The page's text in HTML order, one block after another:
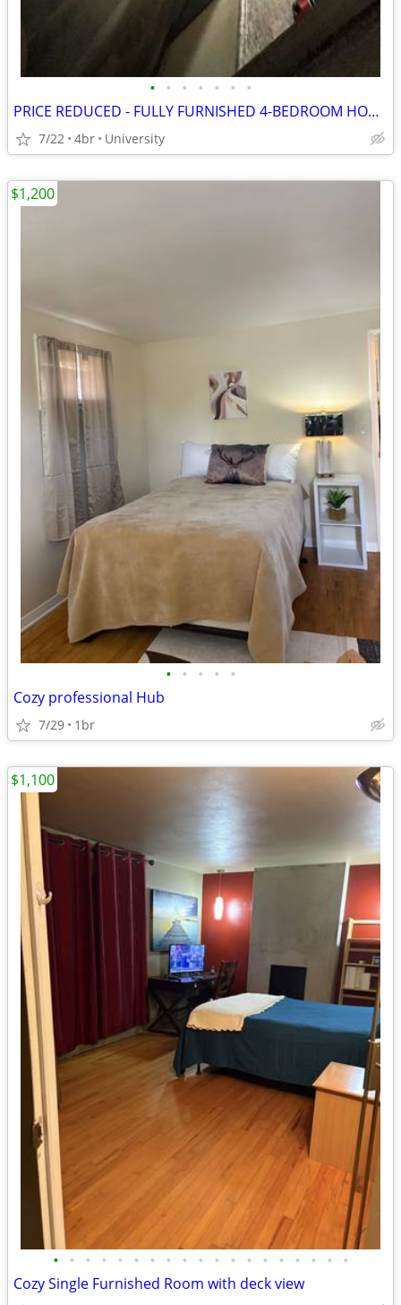
• • • • • • •
PRICE REDUCED - FULLY FURNISHED 4-BEDROOM HOME
7/22 4br University
• • • • •
Cozy professional Hub
7/29 1br
$1,200
• • • • • • • • • • • • • • • • • • •
Cozy Single Furnished Room with deck view
$1,100